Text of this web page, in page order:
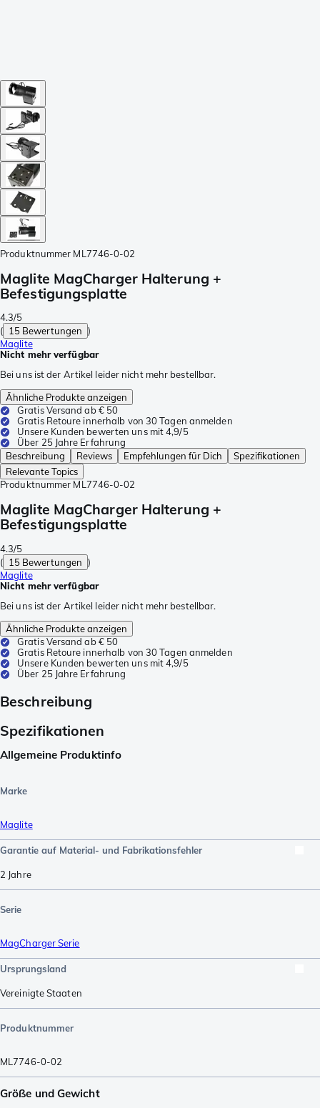
Produktnummer ML7746-0-02
Maglite MagCharger Halterung +
Befestigungsplatte
4.3/5
( 15 Bewertungen )
Maglite
Nicht mehr verfügbar
Bei uns ist der Artikel leider nicht mehr bestellbar.
Ähnliche Produkte anzeigen
Gratis Versand ab € 50
Gratis Retoure innerhalb von 30 Tagen anmelden
Unsere Kunden bewerten uns mit 4,9/5
Über 25 Jahre Erfahrung
Beschreibung
Reviews Empfehlungen für Dich
Spezifikationen
Relevante Topics
Produktnummer ML7746-0-02
Maglite MagCharger Halterung +
Befestigungsplatte
4.3/5
( 15 Bewertungen )
Maglite
Nicht mehr verfügbar
Bei uns ist der Artikel leider nicht mehr bestellbar.
Ähnliche Produkte anzeigen
Gratis Versand ab € 50
Gratis Retoure innerhalb von 30 Tagen anmelden
Unsere Kunden bewerten uns mit 4,9/5
Über 25 Jahre Erfahrung
Beschreibung
Spezifikationen
Allgemeine Produktinfo
Marke
Maglite
Garantie auf Material- und Fabrikationsfehler
2 Jahre
Serie
MagCharger Serie
Ursprungsland
Vereinigte Staaten
Produktnummer
ML7746-0-02
Größe und Gewicht